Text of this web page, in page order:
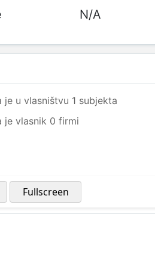
N/A
je u vlasništvu 1 subjekta
je vlasnik 0 firmi
Fullscreen